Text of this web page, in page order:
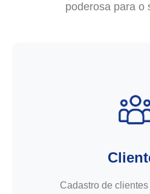
poderosa para o
Cadastro de